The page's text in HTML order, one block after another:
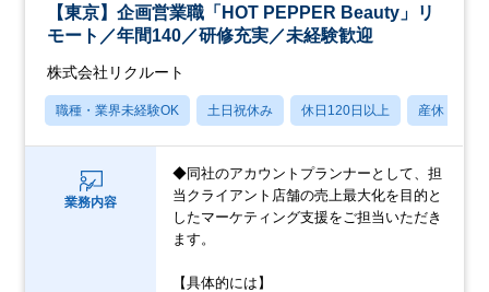
【東京】企画営業職「HOT PEPPER Beauty」リ
モート／年間140／研修充実／未経験歓迎
株式会社リクルート
職種・業界未経験OK 土日祝休み 休日120日以上 産休・育休
業務内容
◆同社のアカウントプランナーとして、担
当クライアント店舗の売上最大化を目的と
したマーケティング支援をご担当いただき
ます。
【具体的には】